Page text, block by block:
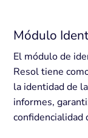
Módulo
El módulo de
Resol tiene
la identidad de
informes,
confidencialidad